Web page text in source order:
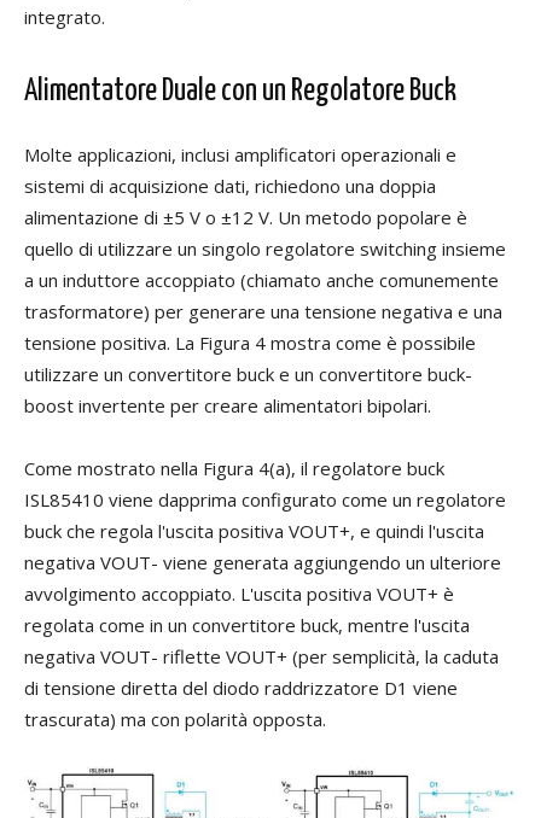
integrato.
Alimentatore Duale con un Regolatore Buck
Molte applicazioni, inclusi amplificatori operazionali e
sistemi di acquisizione dati, richiedono una doppia
alimentazione di ±5 V o ±12 V. Un metodo popolare è
quello di utilizzare un singolo regolatore switching insieme
a un induttore accoppiato (chiamato anche comunemente
trasformatore) per generare una tensione negativa e una
tensione positiva. La Figura 4 mostra come è possibile
utilizzare un convertitore buck e un convertitore buck-
boost invertente per creare alimentatori bipolari.
Come mostrato nella Figura 4(a), il regolatore buck
ISL85410 viene dapprima configurato come un regolatore
buck che regola l'uscita positiva VOUT+, e quindi l'uscita
negativa VOUT- viene generata aggiungendo un ulteriore
avvolgimento accoppiato. L'uscita positiva VOUT+ è
regolata come in un convertitore buck, mentre l'uscita
negativa VOUT- riflette VOUT+ (per semplicità, la caduta
di tensione diretta del diodo raddrizzatore D1 viene
trascurata) ma con polarità opposta.